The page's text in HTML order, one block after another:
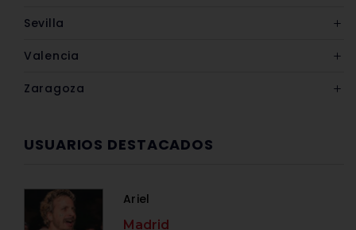
Sevilla
Valencia
Zaragoza
USUARIOS DESTACADOS
Ariel
Madrid